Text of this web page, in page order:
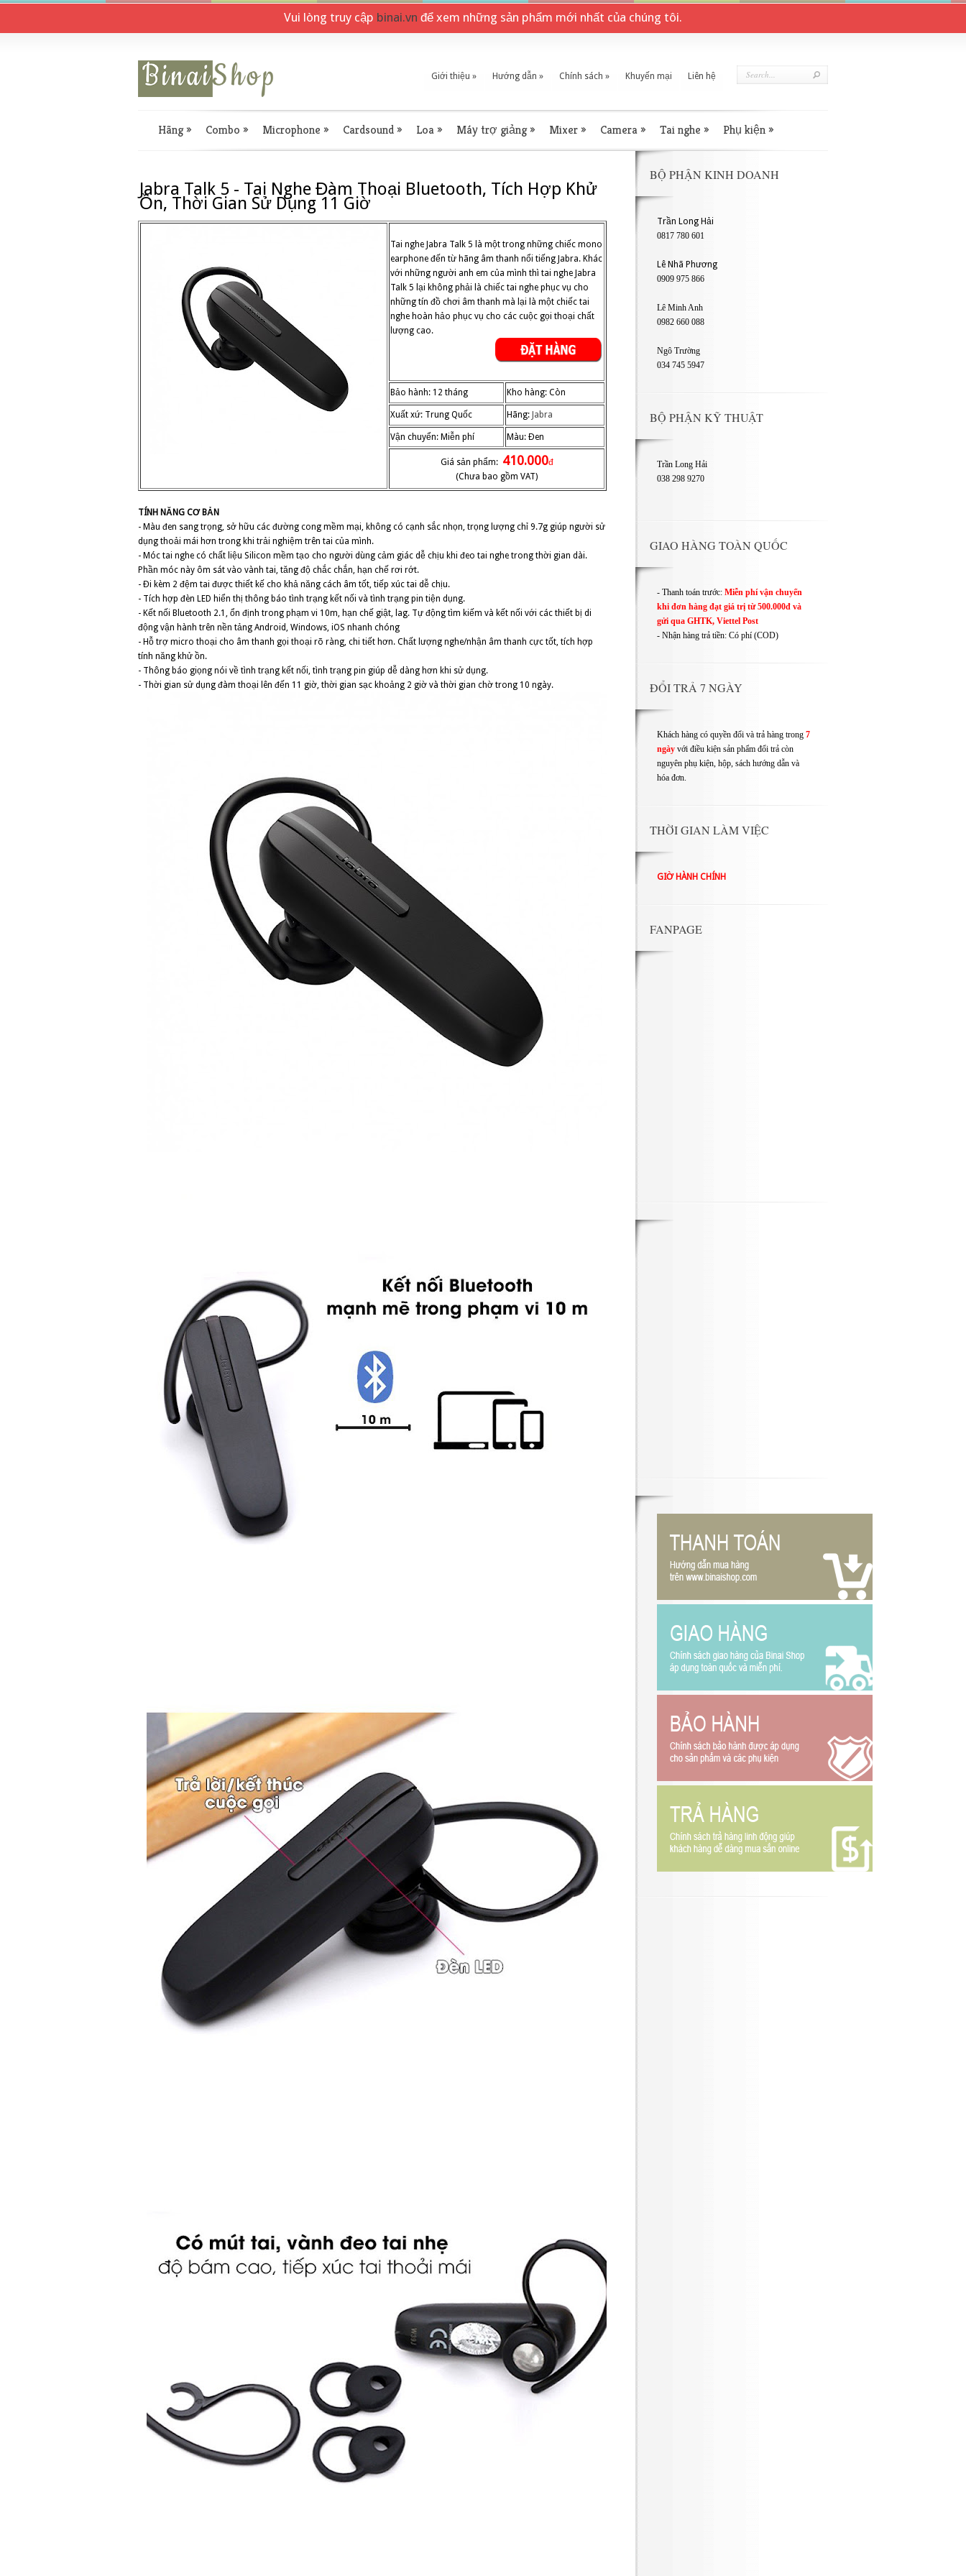
Vui lòng truy cập binai.vn để xem những sản phẩm mới nhất của chúng tôi.
Giới thiệu » Hướng dẫn » Chính sách » Khuyến mại Liên hệ
Hãng» Combo » Microphone » Cardsound» Loa» Máy trợ giảng» Mixer» Camera» Tai nghe » Phụ kiện»
Jabra Talk 5 - Tai Nghe Đàm Thoại Bluetooth, Tích Hợp Khử
Ồn, Thời Gian Sử Dụng 11 Giờ
Tai nghe Jabra Talk 5 là một trong những chiếc mono
earphone đến từ hãng âm thanh nổi tiếng Jabra. Khác
với những người anh em của mình thì tai nghe Jabra
Talk 5 lại không phải là chiếc tai nghe phục vụ cho
những tín đồ chơi âm thanh mà lại là một chiếc tai
nghe hoàn hảo phục vụ cho các cuộc gọi thoại chất
lượng cao.
Bảo hành: 12 tháng Kho hàng: Còn
Xuất xứ: Trung Quốc Hãng: Jabra
Vận chuyển: Miễn phí Màu: Đen
Giá sản phẩm: 410.000đ
(Chưa bao gồm VAT)
TÍNH NĂNG CƠ BẢN
- Màu đen sang trọng, sở hữu các đường cong mềm mại, không có cạnh sắc nhọn, trọng lượng chỉ 9.7g giúp người sử
dụng thoải mái hơn trong khi trải nghiệm trên tai của mình.
- Móc tai nghe có chất liệu Silicon mềm tạo cho người dùng cảm giác dễ chịu khi đeo tai nghe trong thời gian dài.
Phần móc này ôm sát vào vành tai, tăng độ chắc chắn, hạn chế rơi rớt.
- Đi kèm 2 đệm tai được thiết kế cho khả năng cách âm tốt, tiếp xúc tai dễ chịu.
- Tích hợp đèn LED hiển thị thông báo tình trạng kết nối và tình trạng pin tiện dụng.
- Kết nối Bluetooth 2.1, ổn định trong phạm vi 10m, hạn chế giật, lag. Tự động tìm kiếm và kết nối với các thiết bị di
động vận hành trên nền tảng Android, Windows, iOS nhanh chóng
- Hỗ trợ micro thoại cho âm thanh gọi thoại rõ ràng, chi tiết hơn. Chất lượng nghe/nhận âm thanh cực tốt, tích hợp
tính năng khử ồn.
- Thông báo giọng nói về tình trạng kết nối, tình trạng pin giúp dễ dàng hơn khi sử dụng.
- Thời gian sử dụng đàm thoại lên đến 11 giờ, thời gian sạc khoảng 2 giờ và thời gian chờ trong 10 ngày.
BỘ PHẬN KINH DOANH
Trần Long Hải
0817 780 601
Lê Nhã Phương
0909 975 866
Lê Minh Anh
0982 660 088
Ngô Trường
034 745 5947
BỘ PHẬN KỸ THUẬT
Trần Long Hải
038 298 9270
GIAO HÀNG TOÀN QUỐC
- Thanh toán trước: Miễn phí vận chuyển
khi đơn hàng đạt giá trị từ 500.000đ và
gửi qua GHTK, Viettel Post
- Nhận hàng trả tiền: Có phí (COD)
ĐỔI TRẢ 7 NGÀY
Khách hàng có quyền đổi và trả hàng trong 7
ngày với điều kiện sản phẩm đổi trả còn
nguyên phụ kiện, hộp, sách hướng dẫn và
hóa đơn.
THỜI GIAN LÀM VIỆC
GIỜ HÀNH CHÍNH
FANPAGE